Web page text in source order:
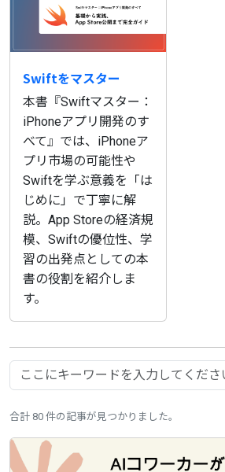
Swiftをマスター
本書『Swiftマスター：
iPhoneアプリ開発のす
べて』では、iPhoneア
プリ市場の可能性や
Swiftを学ぶ意義を「は
じめに」で丁寧に解
説。App Storeの経済規
模、Swiftの優位性、学
習の出発点としての本
書の役割を紹介しま
す。
合計 80 件の記事が見つかりました。